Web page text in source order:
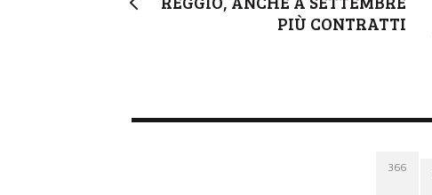
PIÙ CONTRATTI
366